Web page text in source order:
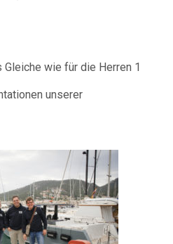
wie für die Herren 1
unserer